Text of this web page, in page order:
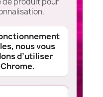
nous vous
d’utiliser